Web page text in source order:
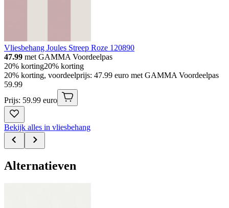
Vliesbehang Joules Streep Roze 120890
47.99 met GAMMA Voordeelpas
20% korting20% korting
20% korting, voordeelprijs: 47.99 euro met GAMMA Voordeelpas
59.99
Prijs: 59.99 euro
Bekijk alles in vliesbehang
Alternatieven